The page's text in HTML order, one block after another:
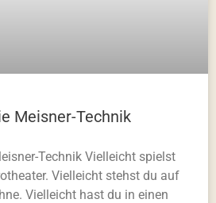
Meisner-Technik
Technik Vielleicht spielst
Vielleicht stehst du auf
Vielleicht hast du in einen